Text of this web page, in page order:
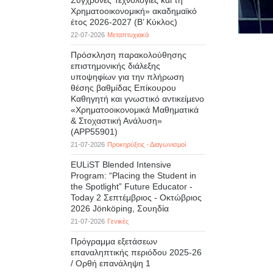
Χρηματοοικονομική» ακαδημαϊκό
έτος 2026-2027 (B’ Kύκλος)
22-07-2026 Μεταπτυχιακά
Πρόσκληση παρακολούθησης
επιστημονικής διάλεξης
υποψηφίων για την πλήρωση
θέσης βαθμίδας Επίκουρου
Καθηγητή και γνωστικό αντικείμενο
«Χρηματοοικονομικά Μαθηματικά
& Στοχαστική Ανάλυση»
(APP55901)
21-07-2026 Προκηρύξεις - Διαγωνισμοί
EULiST Blended Intensive
Program: “Placing the Student in
the Spotlight” Future Educator -
Today 2 Σεπτέμβριος - Οκτώβριος
2026 Jönköping, Σουηδία
21-07-2026 Γενικές
Πρόγραμμα εξετάσεων
επαναληπτικής περιόδου 2025-26
/ Ορθή επανάληψη 1